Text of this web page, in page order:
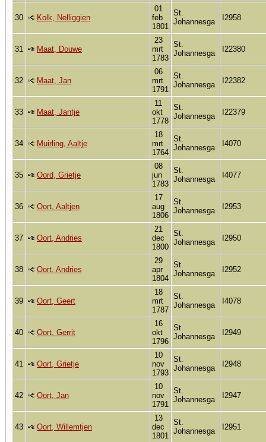
30 Kolk, Nelliggien
01
feb
1801
St.
Johannesga
I2958
31 Maat, Douwe
23
mrt
1783
St.
Johannesga
I22380
32 Maat, Jan
06
mrt
1791
St.
Johannesga
I22382
33 Maat, Jantje
11
okt
1778
St.
Johannesga
I22379
34 Muirling, Aaltje
18
mrt
1764
St.
Johannesga
I4070
35 Oord, Grietje
08
jun
1783
St.
Johannesga
I4077
36 Oort, Aaltjen
17
aug
1806
St.
Johannesga
I2953
37 Oort, Andries
21
dec
1800
St.
Johannesga
I2950
38 Oort, Andries
29
apr
1804
St.
Johannesga
I2952
39 Oort, Geert
18
mrt
1787
St.
Johannesga
I4078
40 Oort, Gerrit
16
okt
1796
St.
Johannesga
I2949
41 Oort, Grietje
10
nov
1793
St.
Johannesga
I2948
42 Oort, Jan
10
nov
1791
St.
Johannesga
I2947
43 Oort, Willemtjen
13
dec
1801
St.
Johannesga
I2951